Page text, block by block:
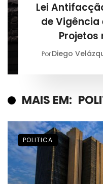
Lei
de Vigência
Projetos
PorDiego
MAIS EM:
POLITICA